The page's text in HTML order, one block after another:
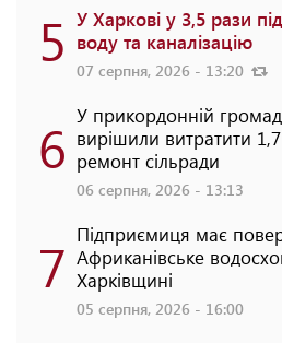
5 У Харкові у 3,5 рази
воду та каналізацію
07 серпня, 2026 - 13:20
6 У прикордонній
вирішили витратити
ремонт сільради
06 серпня, 2026 - 13:13
7 Підприємиця має
Африканівське
Харківщині
05 серпня, 2026 - 16:00